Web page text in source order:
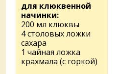
для клюквенной
начинки:
200 мл клюквы
4 столовых ложки
сахара
1 чайная ложка
крахмала (с горкой)